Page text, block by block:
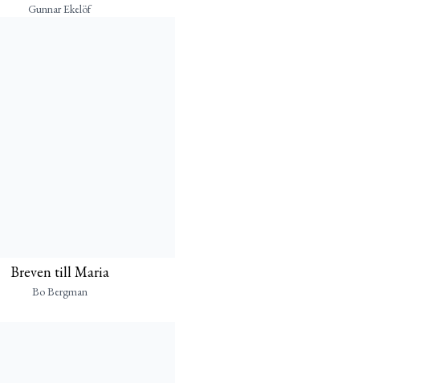
Gunnar Ekelöf
Breven till Maria
Bo Bergman